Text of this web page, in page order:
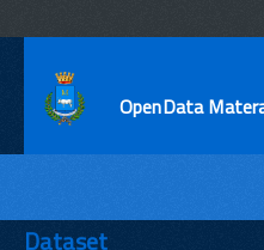
OpenData
ENTI
Dataset